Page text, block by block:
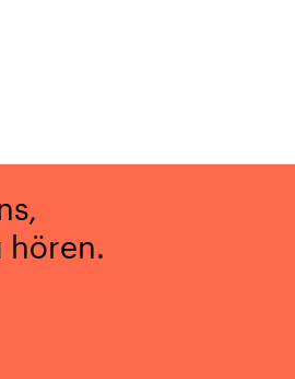
hören.